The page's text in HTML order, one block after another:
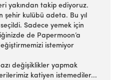
yakından takip ediyoruz.
şehir kulübü adeta. Bu yıl
Sadece yemek için
de Papermoon’a
istemiyor
değişiklikler yapmak
katiyen istemediler...